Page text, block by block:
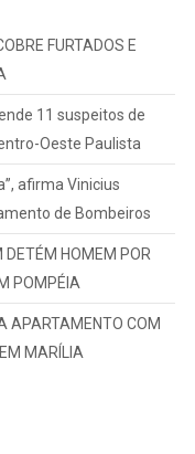
FURTADOS E
11 suspeitos de
Oeste Paulista
afirma Vinicius
de Bombeiros
DETÉM HOMEM POR
POMPÉIA
APARTAMENTO COM
MARÍLIA